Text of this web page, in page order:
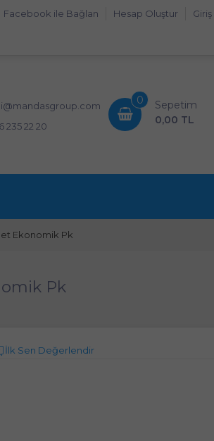
Hesap Oluştur
Facebook ile Bağlan
235 22 20
0
Sepetim
0,00 TL
Ekonomik Pk
Pk
İlk Sen Değerlendir